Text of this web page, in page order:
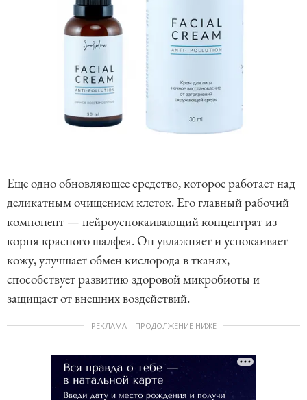
Еще одно обновляющее средство, которое работает над
деликатным очищением клеток. Его главный рабочий
компонент — нейроуспокаивающий концентрат из
корня красного шалфея. Он увлажняет и успокаивает
кожу, улучшает обмен кислорода в тканях,
способствует развитию здоровой микробиоты и
защищает от внешних воздействий.
РЕКЛАМА – ПРОДОЛЖЕНИЕ НИЖЕ